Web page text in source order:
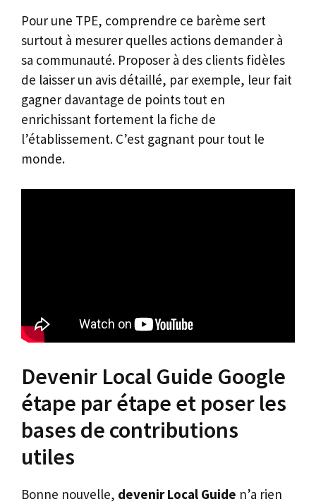
Pour une TPE, comprendre ce barème sert
surtout à mesurer quelles actions demander à
sa communauté. Proposer à des clients fidèles
de laisser un avis détaillé, par exemple, leur fait
gagner davantage de points tout en
enrichissant fortement la fiche de
l’établissement. C’est gagnant pour tout le
monde.
Devenir Local Guide Google
étape par étape et poser les
bases de contributions
utiles
Bonne nouvelle, devenir Local Guide n’a rien